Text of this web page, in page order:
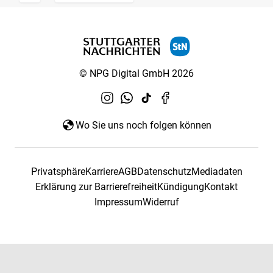
© NPG Digital GmbH 2026
Wo Sie uns noch folgen können
PrivatsphäreKarriereAGBDatenschutzMediadaten
Erklärung zur BarrierefreiheitKündigungKontakt
ImpressumWiderruf